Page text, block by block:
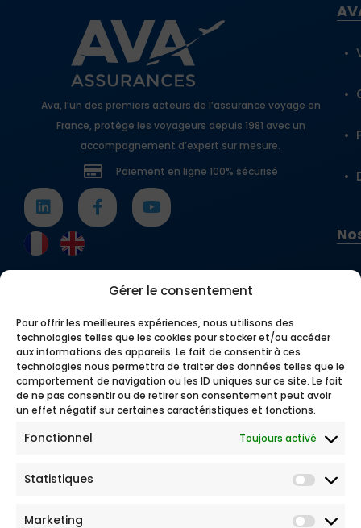
Gérer le consentement
Pour offrir les meilleures expériences, nous utilisons des
technologies telles que les cookies pour stocker et/ou accéder
aux informations des appareils. Le fait de consentir à ces
technologies nous permettra de traiter des données telles que le
comportement de navigation ou les ID uniques sur ce site. Le fait
de ne pas consentir ou de retirer son consentement peut avoir
un effet négatif sur certaines caractéristiques et fonctions.
Fonctionnel Toujours activé
Statistiques
Marketing
Ava, l’un des premiers acteurs de l’assurance voyage en
France, protège les voyageurs depuis 1981 avec un
accompagnement d’expert sur mesure.
Paiement en ligne 100% sécurisé